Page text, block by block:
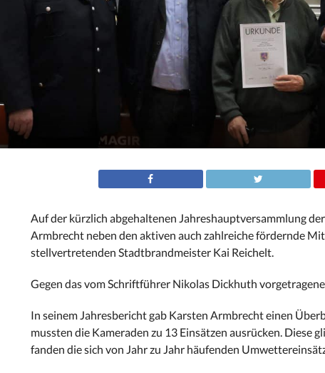
Auf der kürzlich abgehaltenen Jahreshauptversammlung
Armbrecht neben den aktiven auch zahlreiche fördernde
stellvertretenden Stadtbrandmeister Kai Reichelt.
Gegen das vom Schriftführer Nikolas Dickhuth
In seinem Jahresbericht gab Karsten Armbrecht einen
mussten die Kameraden zu 13 Einsätzen ausrücken. Diese
fanden die sich von Jahr zu Jahr häufenden